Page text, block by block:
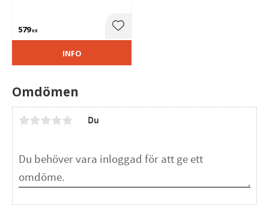
Omdömen
Du
579KR Lägg till i favoriter
INFO